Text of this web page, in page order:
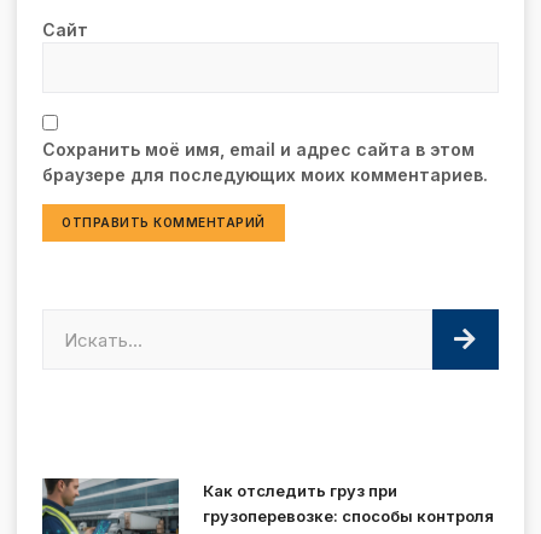
Сайт
Сохранить моё имя, email и адрес сайта в этом
браузере для последующих моих комментариев.
Как отследить груз при
грузоперевозке: способы контроля